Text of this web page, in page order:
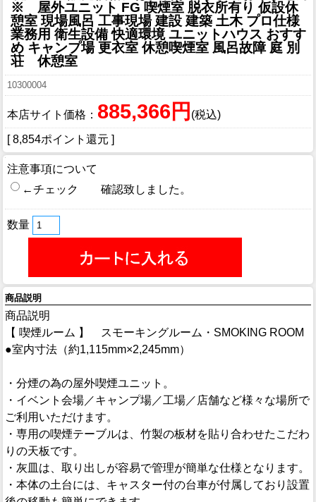
※ 屋外ユニット FG 喫煙室 脱衣所有り 仮設休
憩室 現場風呂 工事現場 建設 建築 土木 プロ仕様
業務用 衛生設備 快適環境 ユニットハウス おすす
め キャンプ場 更衣室 休憩喫煙室 風呂故障 庭 別
荘 休憩室
10300004
本店サイト価格： 885,366円 (税込)
[ 8,854ポイント還元 ]
注意事項について
←チェック 確認致しました。
数量
商品説明
商品説明
【 喫煙ルーム 】 スモーキングルーム・SMOKING ROOM
●室内寸法（約1,115mm×2,245mm）
・分煙の為の屋外喫煙ユニット。
・イベント会場／キャンプ場／工場／店舗など様々な場所で
ご利用いただけます。
・専用の喫煙テーブルは、竹製の板材を貼り合わせたこだわ
りの天板です。
・灰皿は、取り出しが容易で管理が簡単な仕様となります。
・本体の土台には、キャスター付の台車が付属しており設置